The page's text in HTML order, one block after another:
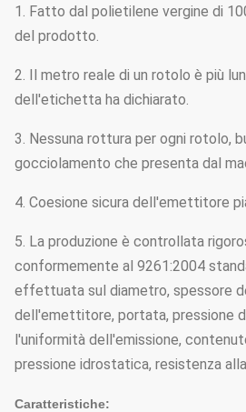
1. Fatto dal polietilene vergine di
del prodotto.
2. Il metro reale di un rotolo è più
dell'etichetta ha dichiarato.
3. Nessuna rottura per ogni rotolo,
gocciolamento che presenta dal
4. Coesione sicura dell'emettitore
5. La produzione è controllata
conformemente al 9261:2004
effettuata sul diametro, spessore
dell'emettitore, portata, pressione
l'uniformità dell'emissione,
pressione idrostatica, resistenza
Caratteristiche: